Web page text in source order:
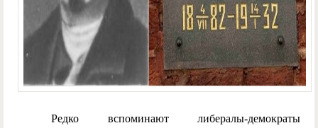
Редко вспоминают либералы-демократы